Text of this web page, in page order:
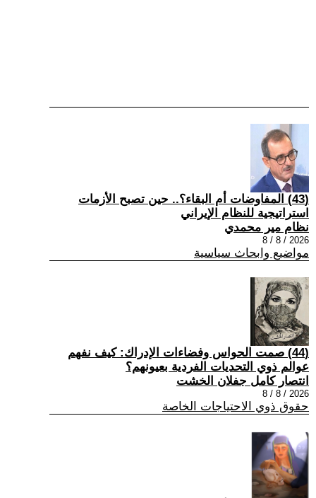
(43) المفاوضات أم البقاء؟.. حين تصبح الأزمات
استراتيجية للنظام الإيراني
نظام مير محمدي
2026 / 8 / 8
مواضيع وابحاث سياسية
(44) صمت الحواس وفضاءات الإدراك: كيف نفهم
عوالم ذوي التحديات الفردية بعيونهم؟
انتصار كامل جفلان الخشت
2026 / 8 / 8
حقوق ذوي الاحتياجات الخاصة